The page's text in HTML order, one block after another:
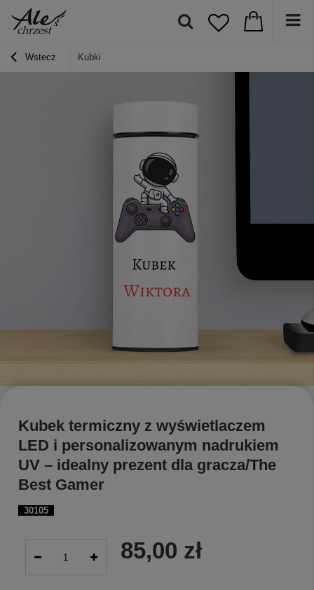
Wstecz Kubki
30105
Kubek termiczny z wyświetlaczem
LED i personalizowanym nadrukiem
UV – idealny prezent dla gracza/The
Best Gamer
85,00 zł